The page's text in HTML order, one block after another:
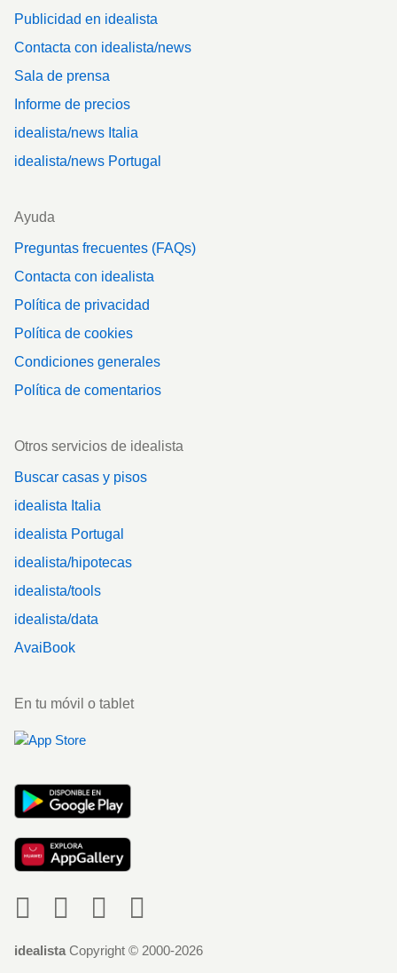
Publicidad en idealista
Contacta con idealista/news
Sala de prensa
Informe de precios
idealista/news Italia
idealista/news Portugal
Ayuda
Preguntas frecuentes (FAQs)
Contacta con idealista
Política de privacidad
Política de cookies
Condiciones generales
Política de comentarios
Otros servicios de idealista
Buscar casas y pisos
idealista Italia
idealista Portugal
idealista/hipotecas
idealista/tools
idealista/data
AvaiBook
En tu móvil o tablet
idealista Copyright © 2000-2026